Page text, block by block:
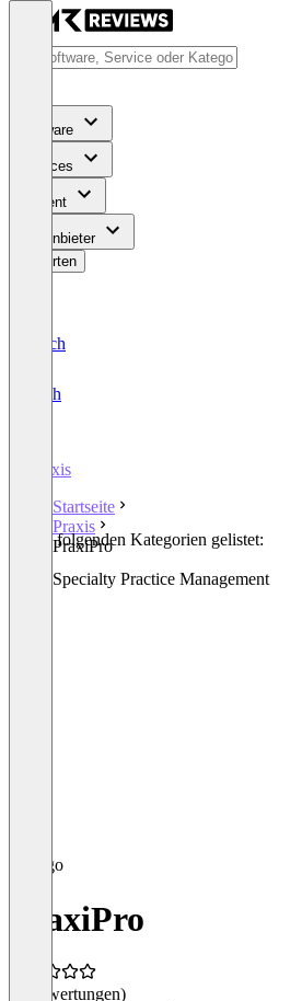
Software
Services
Content
Für Anbieter
Bewerten
Deutsch
English
Praxis
Startseite
Praxis
PraxiPro
In den folgenden Kategorien gelistet:
Other Specialty Practice Management
PraxiPro
(0 Bewertungen)